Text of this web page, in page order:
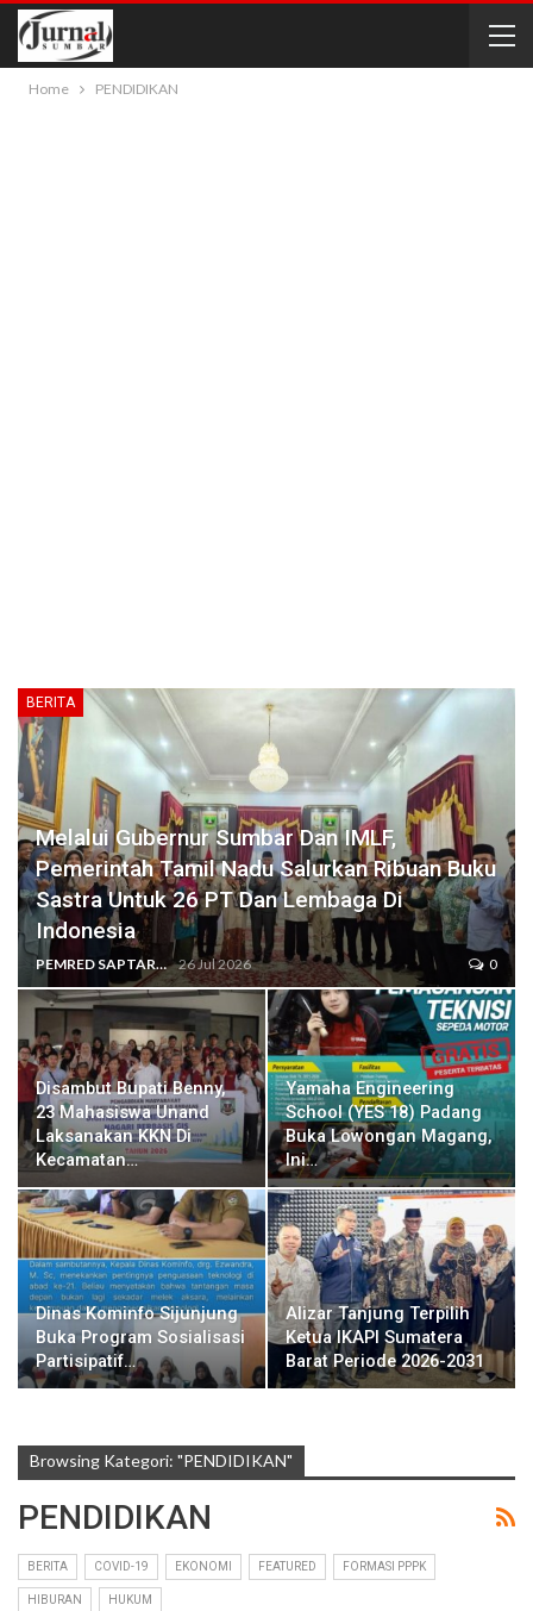
Home PENDIDIKAN
BERITA
Melalui Gubernur Sumbar Dan IMLF,
Pemerintah Tamil Nadu Salurkan Ribuan Buku
Sastra Untuk 26 PT Dan Lembaga Di
Indonesia
PEMRED SAPTARIUS 26 Jul 2026 0
Disambut Bupati Benny,
23 Mahasiswa Unand
Laksanakan KKN Di
Kecamatan…
Yamaha Engineering
School (YES 18) Padang
Buka Lowongan Magang,
Ini…
Dinas Kominfo Sijunjung
Buka Program Sosialisasi
Partisipatif…
Alizar Tanjung Terpilih
Ketua IKAPI Sumatera
Barat Periode 2026-2031
Browsing Kategori: "PENDIDIKAN"
PENDIDIKAN
BERITA COVID-19 EKONOMI FEATURED FORMASI PPPK
HIBURAN HUKUM